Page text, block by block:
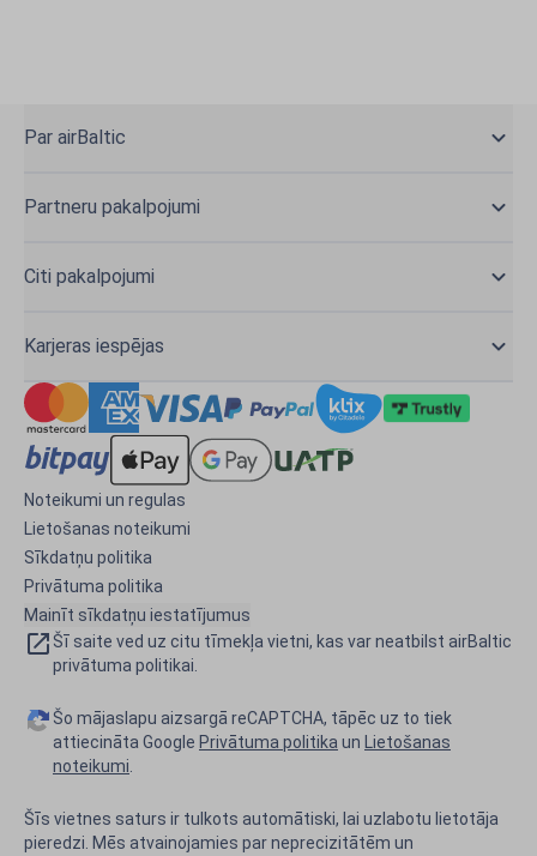
Par airBaltic
Partneru pakalpojumi
Citi pakalpojumi
Karjeras iespējas
Noteikumi un regulas
Lietošanas noteikumi
Sīkdatņu politika
Privātuma politika
Mainīt sīkdatņu iestatījumus
Šī saite ved uz citu tīmekļa vietni, kas var neatbilst airBaltic
privātuma politikai.
Šo mājaslapu aizsargā reCAPTCHA, tāpēc uz to tiek
attiecināta Google Privātuma politika un
Lietošanas
noteikumi
Šīs vietnes saturs ir tulkots automātiski, lai uzlabotu lietotāja
pieredzi. Mēs atvainojamies par neprecizitātēm un